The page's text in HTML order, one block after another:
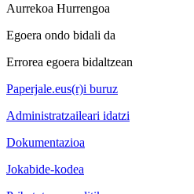
Aurrekoa Hurrengoa
Egoera ondo bidali da
Errorea egoera bidaltzean
Paperjale.eus(r)i buruz
Administratzaileari idatzi
Dokumentazioa
Jokabide-kodea